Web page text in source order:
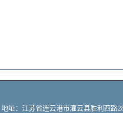
地址：江苏省连云港市灌云县胜利西